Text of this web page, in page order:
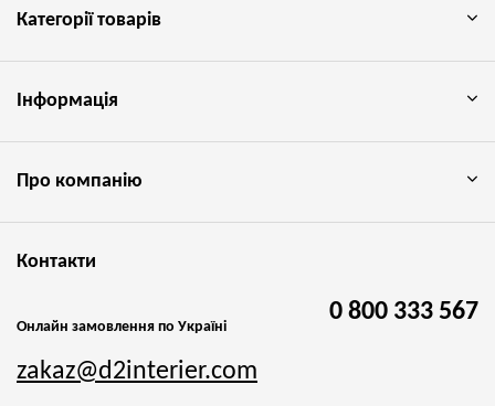
Категорії товарів
Інформація
Про компанію
Контакти
Онлайн замовлення по Україні
0 800 333 567
zakaz@d2interier.com